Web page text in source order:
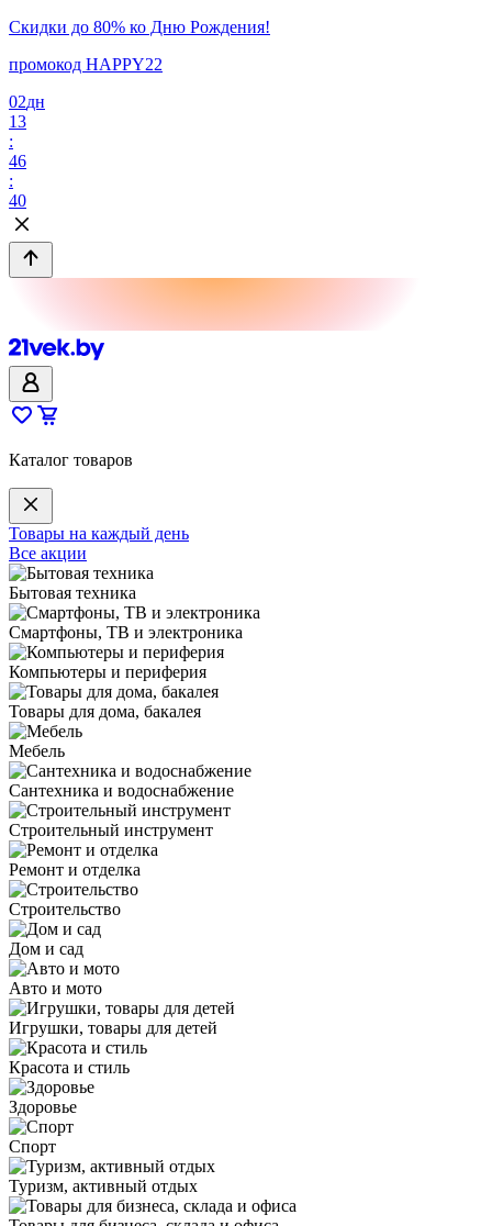
Скидки до 80% ко Дню Рождения!
промокод HAPPY22
02дн
13
:
46
:
40
Каталог товаров
Товары на каждый день
Все акции
Бытовая техника
Смартфоны, ТВ и электроника
Компьютеры и периферия
Товары для дома, бакалея
Мебель
Сантехника и водоснабжение
Строительный инструмент
Ремонт и отделка
Строительство
Дом и сад
Авто и мото
Игрушки, товары для детей
Красота и стиль
Здоровье
Спорт
Туризм, активный отдых